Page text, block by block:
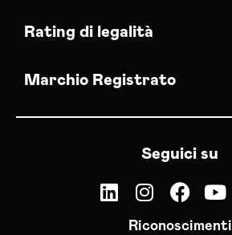
Rating di legalità
Marchio Registrato
Seguici su
Riconoscimenti